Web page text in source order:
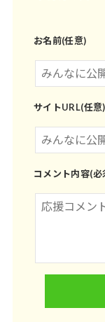
お名前(任意)
サイトURL(任意)
コメント内容(必